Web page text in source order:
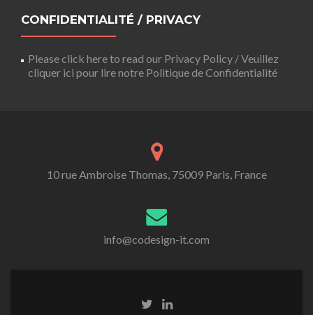
CONFIDENTIALITÉ / PRIVACY
Please click here to read our Privacy Policy / Veuillez
cliquer ici pour lire notre Politique de Confidentialité
10 rue Ambroise Thomas, 75009 Paris, France
info@codesign-it.com